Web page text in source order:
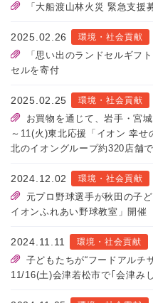
「大船渡山林火災 緊急支援
2025.02.26 環境・社会貢献
「思い出のランドセルギフ
セルを寄付
2025.02.25 環境・社会貢献
お買物を通じて、岩手・宮
～11(火)東北応援「イオン 幸
北のイオングループ約320店舗
2024.12.02 環境・社会貢献
元プロ野球選手が秋田の子
イオンふれあい野球教室」開催
2024.11.11 環境・社会貢献
子どもたちが“フードアルチ
11/16(土)会津若松市で｢会津み